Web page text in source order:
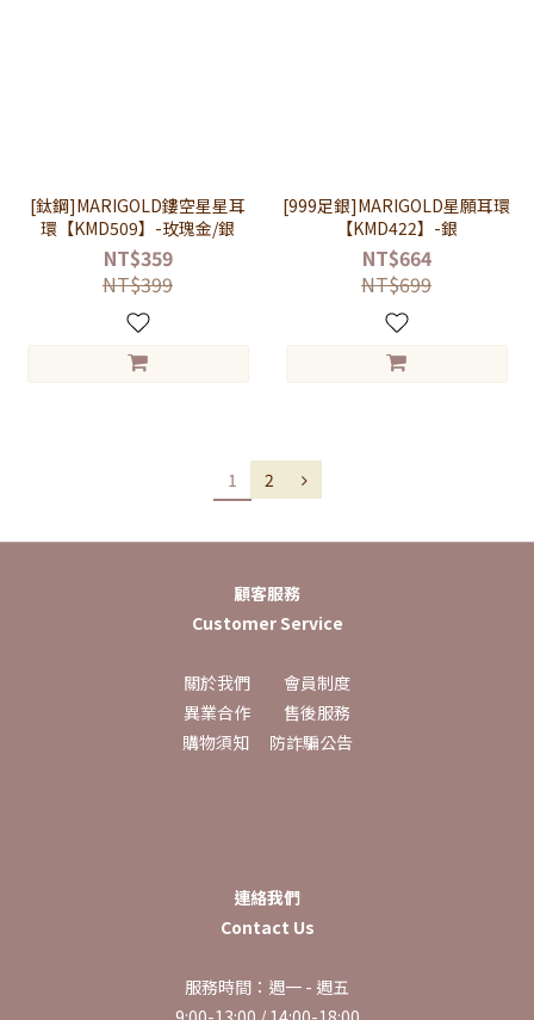
[鈦鋼]MARIGOLD鏤空星星耳
環【KMD509】-玫瑰金/銀
NT$359
NT$399
[999足銀]MARIGOLD星願耳環
【KMD422】-銀
NT$664
NT$699
1 2
顧客服務
Customer Service
關於我們
會員制度
異業合作
售後服務
購物須知
防詐騙公告
連絡我們
Contact Us
服務時間：週一 - 週五